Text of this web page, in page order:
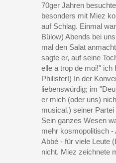
70ger Jahren
besonders mit Miez
auf Schlag. Einmal
Bülow) Abends bei
mal den Salat
sagte er, auf seine
elle a trop de moi!" ich
Philister!) In der
liebenswürdig; im
er mich (oder uns)
musical.) seiner
Sein ganzes Wesen
mehr kosmopolitisch -
Abbé - für viele Leute
nicht. Miez zeichnete